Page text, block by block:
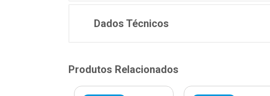
Dados Técnicos
Produtos Relacionados